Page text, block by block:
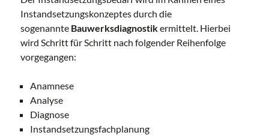
Instandsetzungskonzeptes durch die
sogenannte Bauwerksdiagnostikermittelt. Hierbei
wird Schritt für Schritt nach folgender Reihenfolge
vorgegangen:
Anamnese
Analyse
Diagnose
Instandsetzungsfachplanung